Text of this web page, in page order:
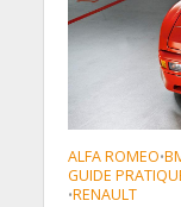
ALFA ROMEO•
GUIDE
•RENAULT